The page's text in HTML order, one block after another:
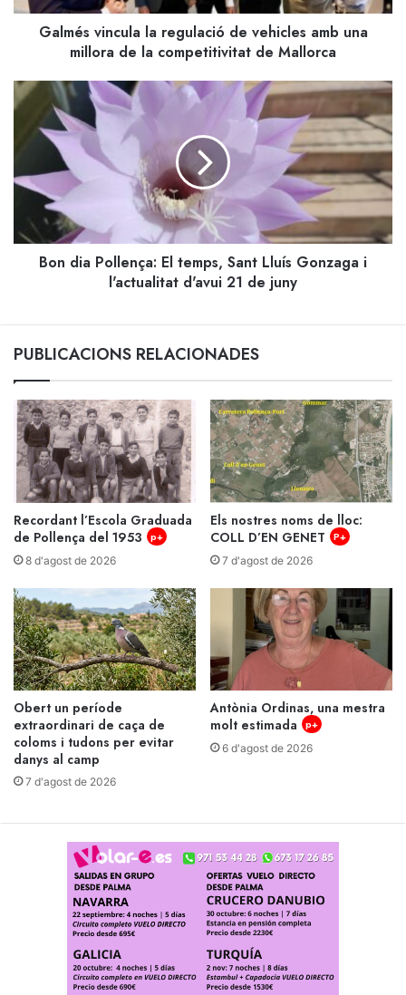
millora
de
Mallorca
Galmés vincula la regulació de vehicles amb una
millora de la competitivitat de Mallorca
Bon
dia
Pollença:
Sant
Gonzaga
i
l'actualitat
Bon dia Pollença: El temps, Sant Lluís Gonzaga i
l'actualitat d'avui 21 de juny
PUBLICACIONS RELACIONADES
Recordant l’Escola Graduada
de Pollença del 1953
p+
8 d'agost de 2026
Els nostres noms de lloc:
COLL D’EN GENET
P+
7 d'agost de 2026
Obert un període
extraordinari de caça de
coloms i tudons per evitar
danys al camp
7 d'agost de 2026
Antònia Ordinas, una mestra
molt estimada
p+
6 d'agost de 2026